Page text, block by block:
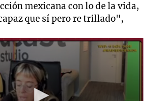
mexicana con lo de la vida,
que sí pero re trillado",